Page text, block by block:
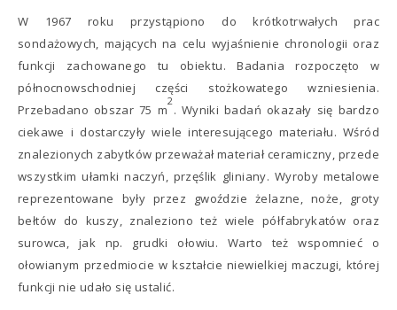
W 1967 roku przystąpiono do krótkotrwałych prac
sondażowych, mających na celu wyjaśnienie chronologii oraz
funkcji zachowanego tu obiektu. Badania rozpoczęto w
północnowschodniej części stożkowatego wzniesienia.
Przebadano obszar 75 m
2
. Wyniki badań okazały się bardzo
ciekawe i dostarczyły wiele interesującego materiału. Wśród
znalezionych zabytków przeważał materiał ceramiczny, przede
wszystkim ułamki naczyń, przęślik gliniany. Wyroby metalowe
reprezentowane były przez gwoździe żelazne, noże, groty
bełtów do kuszy, znaleziono też wiele półfabrykatów oraz
surowca, jak np. grudki ołowiu. Warto też wspomnieć o
ołowianym przedmiocie w kształcie niewielkiej maczugi, której
funkcji nie udało się ustalić.